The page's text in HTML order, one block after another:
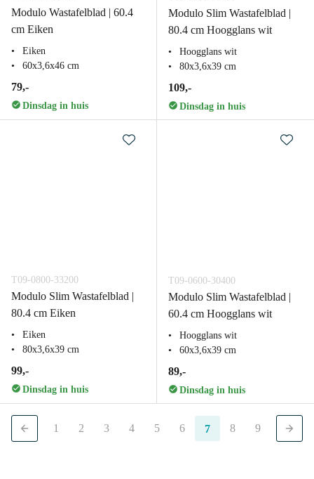
Modulo Wastafelblad | 60.4
cm Eiken
Eiken
60x3,6x46 cm
79,-
Dinsdag in huis
Modulo Slim Wastafelblad |
80.4 cm Hoogglans wit
Hoogglans wit
80x3,6x39 cm
109,-
Dinsdag in huis
T09-0800-33200
Modulo Slim Wastafelblad |
80.4 cm Eiken
Eiken
80x3,6x39 cm
99,-
Dinsdag in huis
T09-0600-30400
Modulo Slim Wastafelblad |
60.4 cm Hoogglans wit
Hoogglans wit
60x3,6x39 cm
89,-
Dinsdag in huis
1 2 3 4 5 6 7 8 9